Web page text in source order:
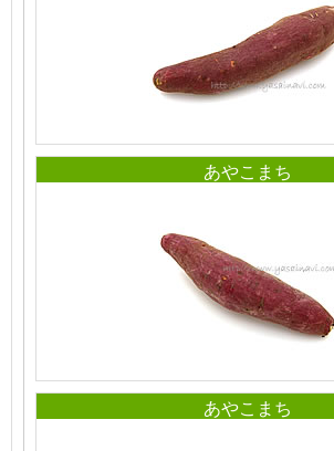
あやこまち
あやこまち